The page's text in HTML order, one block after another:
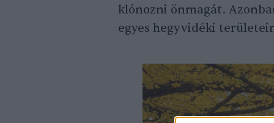
klónozni önmagát.
egyes hegyvidéki